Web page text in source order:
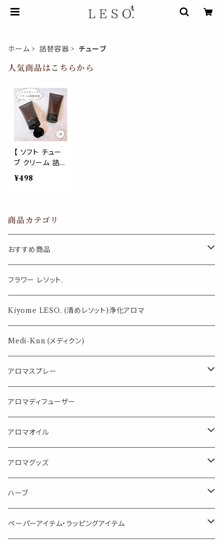
ホーム 詰替容器 チューブ
人気商品はこちらから
【 ソフト チュー
ブ クリーム 詰替
容器 】 50ml マ
ット ブラウン つ
プ プラスチック
空 小分け 持ち
運び 軽量 化粧
品容器 スキンケ
化粧品 軟膏 旅
行 出張 温泉 携
シンプル 無印
¥498
商品カテゴリ
おすすめ商品
気になる虫対策に
薄荷の香りで体感温度-4℃ !? スースーシリーズ
パロサント
フラワー レソット.
Kiyome LESO. (清めレソット)浄化アロマ
Medi-Kun (メディクン)
アロマスプレー
目的で選ぶ
蒸し暑い夏やリフレッシュに
消臭に（用途：空間や衣服）
FLOWER LESO. フラワレソット
Kiyome LESO. キヨメ レソット
体感-4℃ !? 薄荷をブレンドしたアロマスプレー
AroMachi アロマチ 町の香り
アロマディフューザー
アロマオイル
エッセンシャルオイル
シングル
ブレンド
キャリアオイル
アロマグッズ
エッセンシャルオイル
ディフューザー
ハーブ
サシェ・香り袋
ペーパーアイテム・ラッピングアイテム